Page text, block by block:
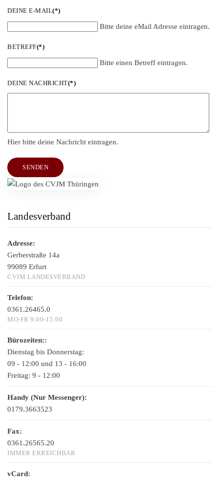
DEINE E-MAIL(*)
Bitte deine eMail Adresse eintragen.
BETREFF(*)
Bitte einen Betreff eintragen.
DEINE NACHRICHT(*)
Hier bitte deine Nachricht eintragen.
SENDEN
Landesverband
Adresse:
Gerberstraße 14a
99089 Erfurt
CVJM LANDESVERBAND
Telefon:
0361.26465.0
MO-FR 9:00-15:00
Bürozeiten::
Dienstag bis Donnerstag:
09 - 12:00 und 13 - 16:00
Freitag: 9 - 12:00
Handy (Nur Messenger):
0179.3663523
Fax:
0361.26565.20
IMMER ERREICHBAR
vCard: